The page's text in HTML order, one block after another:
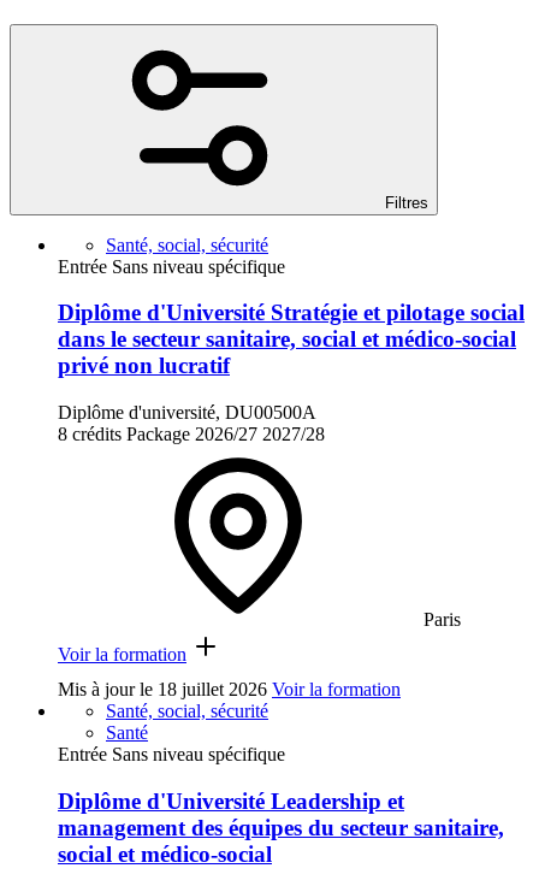
Filtres
Santé, social, sécurité
Entrée Sans niveau spécifique
Diplôme d'Université Stratégie et pilotage social
dans le secteur sanitaire, social et médico-social
privé non lucratif
Diplôme d'université, DU00500A
8 crédits Package 2026/27 2027/28
Paris
Voir la formation
Mis à jour le 18 juillet 2026 Voir la formation
Santé, social, sécurité
Santé
Entrée Sans niveau spécifique
Diplôme d'Université Leadership et
management des équipes du secteur sanitaire,
social et médico-social